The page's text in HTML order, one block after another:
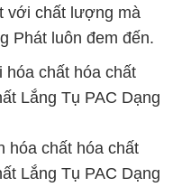
với chất lượng mà
Phát luôn đem đến.
hóa chất hóa chất
Lắng Tụ PAC Dạng
hóa chất hóa chất
Lắng Tụ PAC Dạng